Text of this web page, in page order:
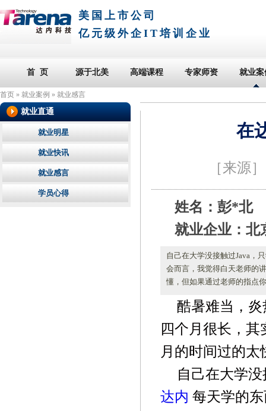
美国上市公司
亿元级外企IT培训企业
首 页 源于北美 高端课程 专家师资 就业案
首页 » 就业案例 » 就业感言
在
［来源
姓名：彭*北
就业企业：北
自己在大学没接触过Java，
会而言，我觉得白天老师的
懂，但如果通过老师的指点
酷暑难当，
四个月很长，
月的时间过的太
自己在大学
达内 每天学的
就业直通
就业明星
就业快讯
就业感言
学员心得